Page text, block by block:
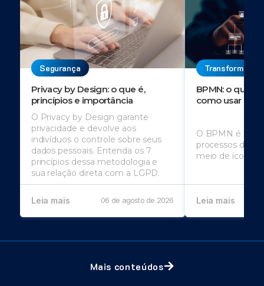
Segurança
Privacy by Design: o que é,
princípios e importância
O Privacy by Design garante
privacidade e devolve aos
indivíduos o controle sobre seus
dados pessoais. Entenda os 7
princípios dessa metodologia e
sua relação direta com a LGPD.
Leia mais 06 de agosto de 2026
BPMN: o que
como usar
O BPMN é
processos de
meio de ícones
Leia mais
Mais conteúdos